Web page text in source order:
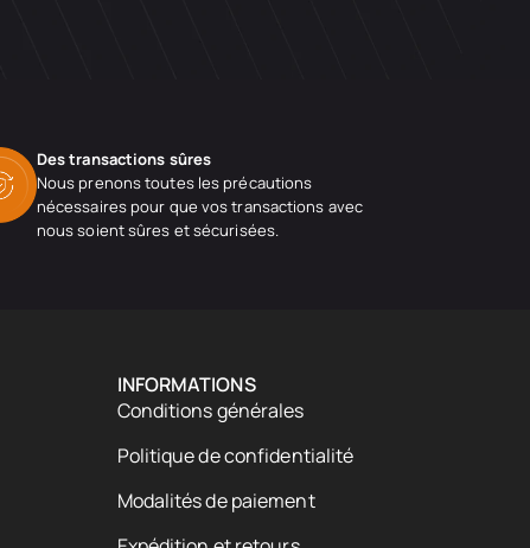
Des transactions sûres
Nous prenons toutes les précautions
nécessaires pour que vos transactions avec
nous soient sûres et sécurisées.
INFORMATIONS
Conditions générales
Politique de confidentialité
Modalités de paiement